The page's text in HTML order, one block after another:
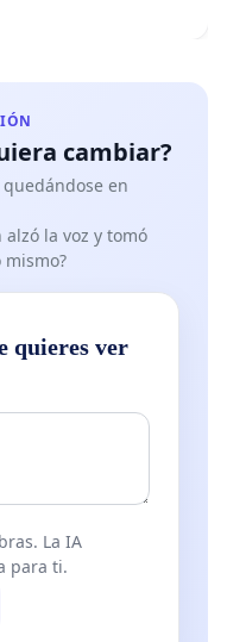
cambiar?
en
la voz y tomó
mismo?
quieres ver
La IA
para ti.